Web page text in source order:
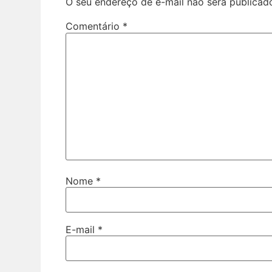
Comentário *
Nome *
E-mail *